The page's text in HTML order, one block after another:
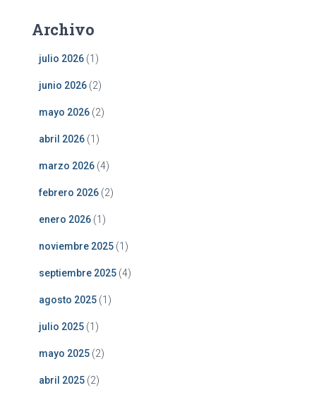
Archivo
julio 2026 (1)
junio 2026 (2)
mayo 2026 (2)
abril 2026 (1)
marzo 2026 (4)
febrero 2026 (2)
enero 2026 (1)
noviembre 2025 (1)
septiembre 2025 (4)
agosto 2025 (1)
julio 2025 (1)
mayo 2025 (2)
abril 2025 (2)